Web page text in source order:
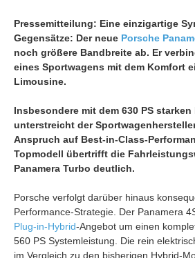
Pressemitteilung: Eine einzigartige
Gegensätze: Der neue Porsche
noch größere Bandbreite ab. Er
eines Sportwagens mit dem Komfort
Limousine.
Insbesondere mit dem 630 PS starken
unterstreicht der
Anspruch auf Best-in-Class-
Topmodell übertrifft die
Panamera Turbo deutlich.
Porsche verfolgt darüber hinaus
Performance-Strategie. Der Panamera
Plug-in-Hybrid-Angebot um einen
560 PS Systemleistung. Die rein
im Vergleich zu den bisherigen Hybrid-